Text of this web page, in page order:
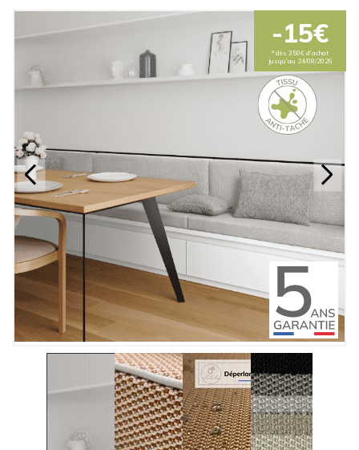
-15€
* dès 350€ d'achat
jusqu'au 24/08/2026